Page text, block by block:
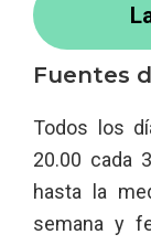
Fuentes
Todos los
20.00 cada
hasta la
semana y